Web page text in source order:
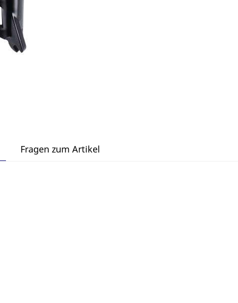
Fragen zum Artikel